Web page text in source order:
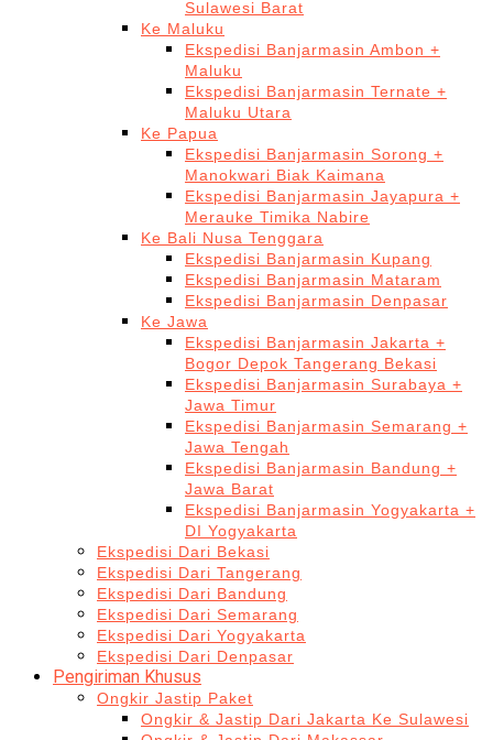
Sulawesi Barat
Ke Maluku
Ekspedisi Banjarmasin Ambon +
Maluku
Ekspedisi Banjarmasin Ternate +
Maluku Utara
Ke Papua
Ekspedisi Banjarmasin Sorong +
Manokwari Biak Kaimana
Ekspedisi Banjarmasin Jayapura +
Merauke Timika Nabire
Ke Bali Nusa Tenggara
Ekspedisi Banjarmasin Kupang
Ekspedisi Banjarmasin Mataram
Ekspedisi Banjarmasin Denpasar
Ke Jawa
Ekspedisi Banjarmasin Jakarta +
Bogor Depok Tangerang Bekasi
Ekspedisi Banjarmasin Surabaya +
Jawa Timur
Ekspedisi Banjarmasin Semarang +
Jawa Tengah
Ekspedisi Banjarmasin Bandung +
Jawa Barat
Ekspedisi Banjarmasin Yogyakarta +
DI Yogyakarta
Ekspedisi Dari Bekasi
Ekspedisi Dari Tangerang
Ekspedisi Dari Bandung
Ekspedisi Dari Semarang
Ekspedisi Dari Yogyakarta
Ekspedisi Dari Denpasar
Pengiriman Khusus
Ongkir Jastip Paket
Ongkir & Jastip Dari Jakarta Ke Sulawesi